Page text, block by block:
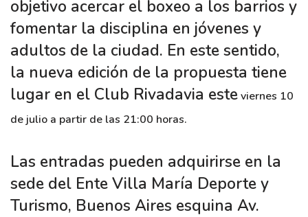
objetivo acercar el boxeo a los barrios y
fomentar la disciplina en jóvenes y
adultos de la ciudad. En este sentido,
la nueva edición de la propuesta tiene
lugar en el Club Rivadavia esteviernes 10
de julio a partir de las 21:00 horas.
Las entradas pueden adquirirse en la
sede del Ente Villa María Deporte y
Turismo, Buenos Aires esquina Av.